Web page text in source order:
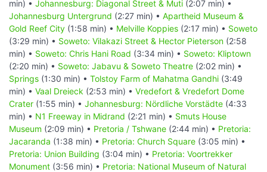
min) • Johannesburg: Diagonal Street & Muti (2:07 min) •
Johannesburg Untergrund (2:27 min) • Apartheid Museum &
Gold Reef City (1:58 min) • Melville Koppies (2:17 min) • Soweto
(3:29 min) • Soweto: Vilakazi Street & Hector Pieterson (2:58
min) • Soweto: Chris Hani Road (3:34 min) • Soweto: Kliptown
(2:20 min) • Soweto: Jabavu & Soweto Theatre (2:02 min) •
Springs (1:30 min) • Tolstoy Farm of Mahatma Gandhi (3:49
min) • Vaal Dreieck (2:53 min) • Vredefort & Vredefort Dome
Crater (1:55 min) • Johannesburg: Nördliche Vorstädte (4:33
min) • N1 Freeway in Midrand (2:21 min) • Smuts House
Museum (2:09 min) • Pretoria / Tshwane (2:44 min) • Pretoria:
Jacaranda (1:38 min) • Pretoria: Church Square (3:05 min) •
Pretoria: Union Building (3:04 min) • Pretoria: Voortrekker
Monument (3:56 min) • Pretoria: National Museum of Natural